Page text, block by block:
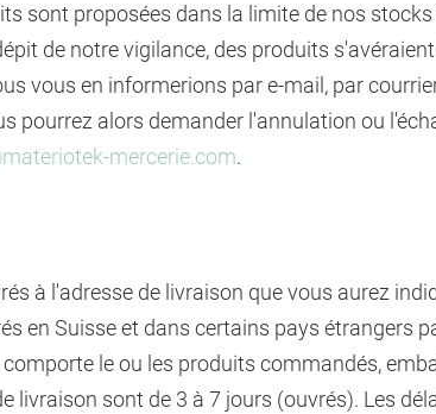
sont proposées dans la limite de nos
de notre vigilance, des produits
vous en informerions par e-mail, par
pourrez alors demander l'annulation ou
mercerie.com.
à l'adresse de livraison que vous aurez
en Suisse et dans certains pays étrangers
le ou les produits commandés,
livraison sont de 3 à 7 jours (ouvrés). Les